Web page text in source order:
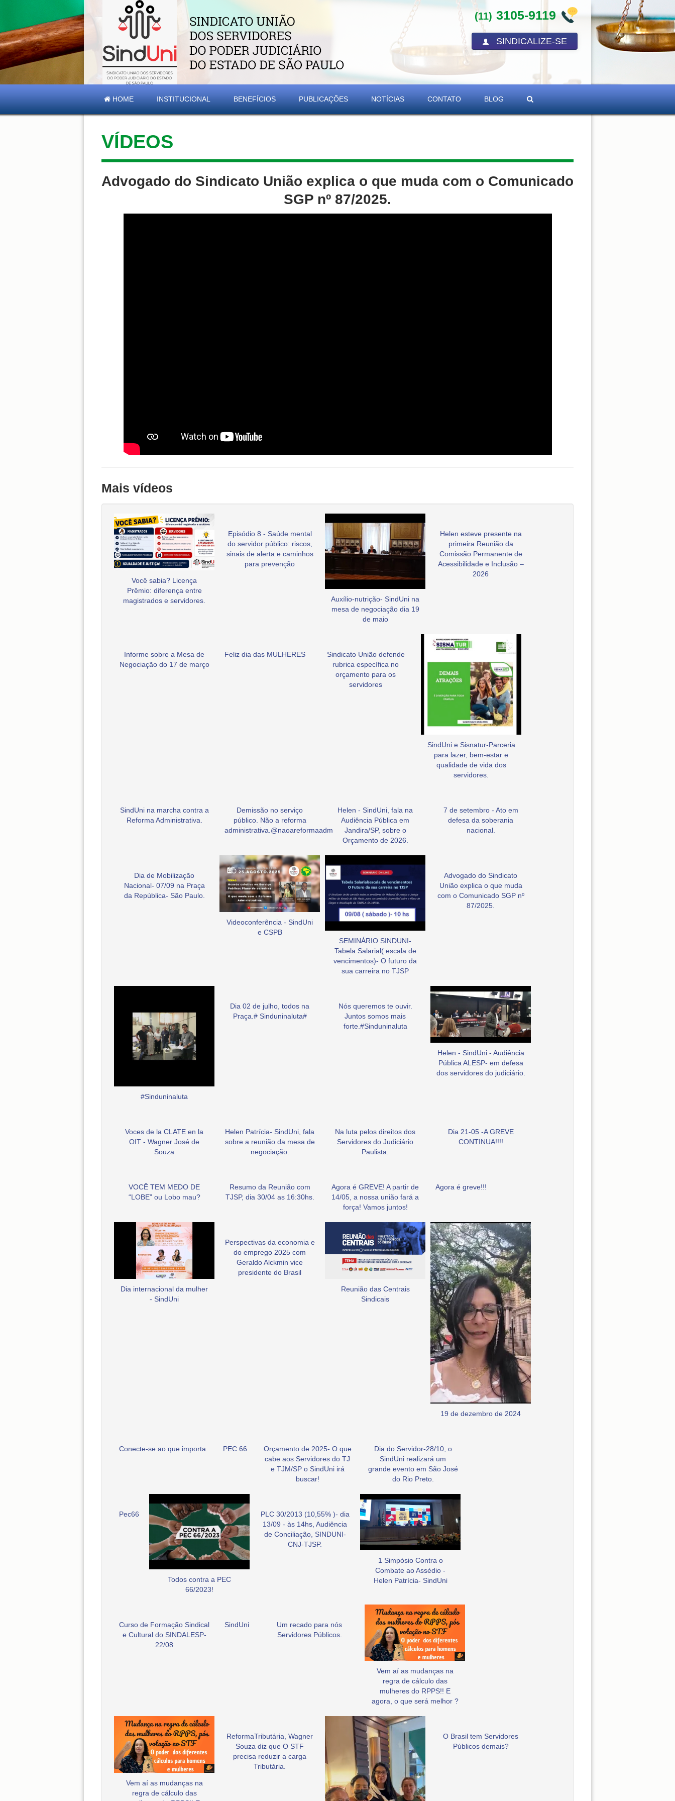
(11) 3105-9119
SINDICALIZE-SE
HOME INSTITUCIONAL BENEFÍCIOS PUBLICAÇÕES NOTÍCIAS CONTATO BLOG
VÍDEOS
Advogado do Sindicato União explica o que muda com o Comunicado
SGP nº 87/2025.
Mais vídeos
Você sabia? Licença
Prêmio: diferença entre
magistrados e servidores.
Episódio 8 - Saúde mental
do servidor público: riscos,
sinais de alerta e caminhos
para prevenção
Auxílio-nutrição- SindUni na
mesa de negociação dia 19
de maio
Helen esteve presente na
primeira Reunião da
Comissão Permanente de
Acessibilidade e Inclusão –
2026
Informe sobre a Mesa de
Negociação do 17 de março
Feliz dia das MULHERES
Sindicato União defende
rubrica específica no
orçamento para os
servidores
SindUni e Sisnatur-Parceria
para lazer, bem-estar e
qualidade de vida dos
servidores.
SindUni na marcha contra a
Reforma Administrativa.
Demissão no serviço
público. Não a reforma
administrativa.@naoareformaadm
Helen - SindUni, fala na
Audiência Pública em
Jandira/SP, sobre o
Orçamento de 2026.
7 de setembro - Ato em
defesa da soberania
nacional.
Dia de Mobilização
Nacional- 07/09 na Praça
da República- São Paulo.
Videoconferência - SindUni
e CSPB
SEMINÁRIO SINDUNI-
Tabela Salarial( escala de
vencimentos)- O futuro da
sua carreira no TJSP
Advogado do Sindicato
União explica o que muda
com o Comunicado SGP nº
87/2025.
#Sinduninaluta
Dia 02 de julho, todos na
Praça.# Sinduninaluta#
Nós queremos te ouvir.
Juntos somos mais
forte.#Sinduninaluta
Helen - SindUni - Audiência
Pública ALESP- em defesa
dos servidores do judiciário.
Voces de la CLATE en la
OIT - Wagner José de
Souza
Helen Patrícia- SindUni, fala
sobre a reunião da mesa de
negociação.
Na luta pelos direitos dos
Servidores do Judiciário
Paulista.
Dia 21-05 -A GREVE
CONTINUA!!!!
VOCÊ TEM MEDO DE
“LOBE” ou Lobo mau?
Resumo da Reunião com
TJSP, dia 30/04 as 16:30hs.
Agora é GREVE! A partir de
14/05, a nossa união fará a
força! Vamos juntos!
Agora é greve!!!
Dia internacional da mulher
- SindUni
Perspectivas da economia e
do emprego 2025 com
Geraldo Alckmin vice
presidente do Brasil
Reunião das Centrais
Sindicais
19 de dezembro de 2024
Conecte-se ao que importa. PEC 66
Orçamento de 2025- O que
cabe aos Servidores do TJ
e TJM/SP o SindUni irá
buscar!
Dia do Servidor-28/10, o
SindUni realizará um
grande evento em São José
do Rio Preto.
Pec66
Todos contra a PEC
66/2023!
PLC 30/2013 (10,55% )- dia
13/09 - às 14hs, Audiência
de Conciliação, SINDUNI-
CNJ-TJSP.
1 Simpósio Contra o
Combate ao Assédio -
Helen Patrícia- SindUni
Curso de Formação Sindical
e Cultural do SINDALESP-
22/08
SindUni
Um recado para nós
Servidores Públicos.
Vem aí as mudanças na
regra de cálculo das
mulheres do RPPS!! E
agora, o que será melhor ?
Vem aí as mudanças na
regra de cálculo das
ReformaTributária, Wagner
Souza diz que O STF
precisa reduzir a carga
Tributária.
O Brasil tem Servidores
Públicos demais?